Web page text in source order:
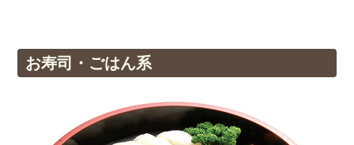
お寿司・ごはん系